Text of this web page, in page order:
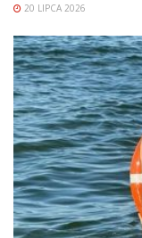
20 LIPCA 2026